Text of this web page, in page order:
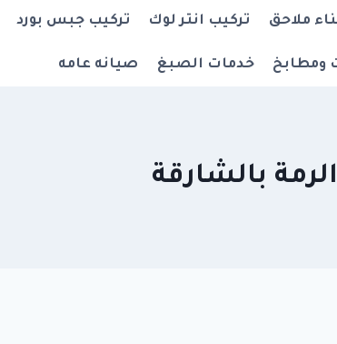
ملاحق تركيب انتر لوك تركيب جبس بورد
ومطابخ خدمات الصبغ صيانه عامه
بالشارقة